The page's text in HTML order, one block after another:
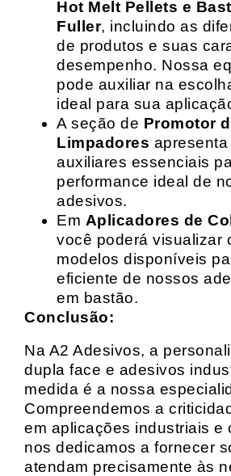
Hot Melt Pellets e
Fuller, incluindo as
de produtos e suas
desempenho. Nossa
pode auxiliar na
ideal para sua
A seção de Promotor
Limpadores
auxiliares essenciais
performance ideal de
adesivos.
Em Aplicadores de
você poderá visualizar
modelos disponíveis
eficiente de nossos
em bastão.
Conclusão:
Na A2 Adesivos, a
dupla face e adesivos
medida é a nossa
Compreendemos a
em aplicações industriais e
nos dedicamos a fornecer
atendam precisamente às